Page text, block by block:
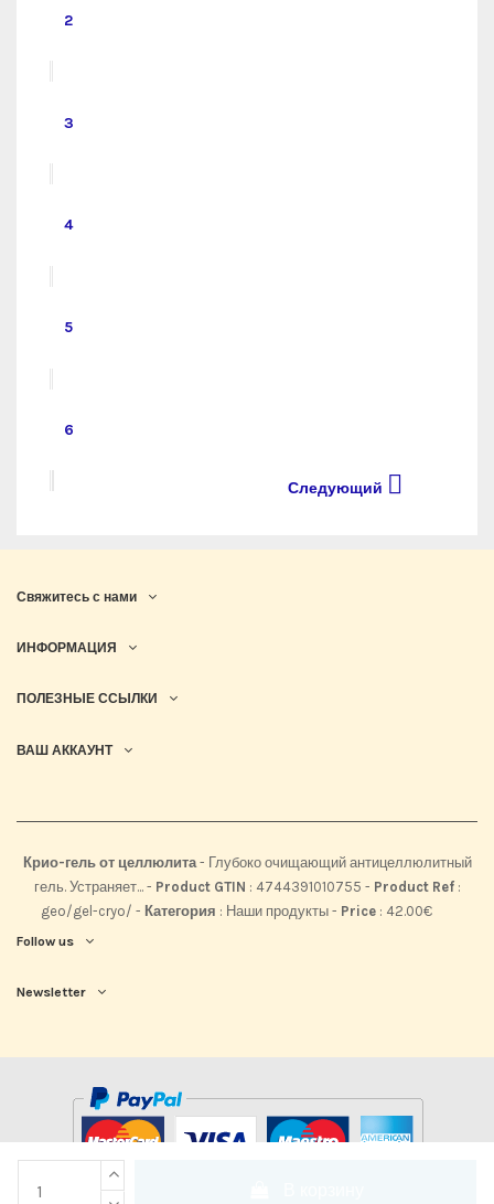
2
3
4
5
6
Следующий 
Свяжитесь с нами
ИНФОРМАЦИЯ
ПОЛЕЗНЫЕ ССЫЛКИ
ВАШ АККАУНТ
Крио-гель от целлюлита- Глубоко очищающий антицеллюлитный
гель. Устраняет...- Product GTIN : 4744391010755 - Product Ref:
geo/gel-cryo/ - Категория : Наши продукты- Price: 42.00€
Follow us
Newsletter